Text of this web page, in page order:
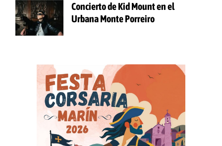
Concierto de Kid Mount en el
Urbana Monte Porreiro